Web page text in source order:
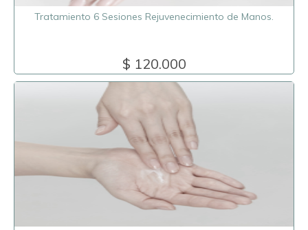
Tratamiento 6 Sesiones Rejuvenecimiento de Manos.
$ 120.000